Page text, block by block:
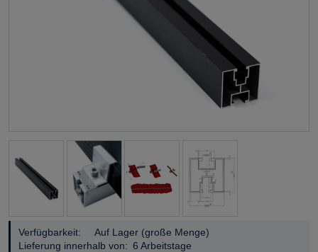
Verfügbarkeit:
Auf Lager (große Menge)
Lieferung innerhalb von: 6 Arbeitstage